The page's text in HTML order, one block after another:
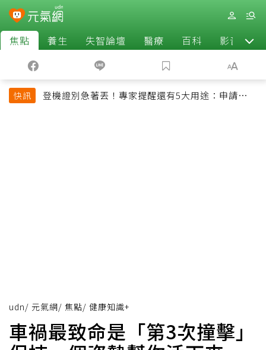
焦點 養生 失智論壇 醫療 百科 影音
快訊
登機證別急著丟！專家提醒還有5大用途：申請理
udn/ 元氣網/ 焦點/ 健康知識+
車禍最致命是「第3次撞擊」